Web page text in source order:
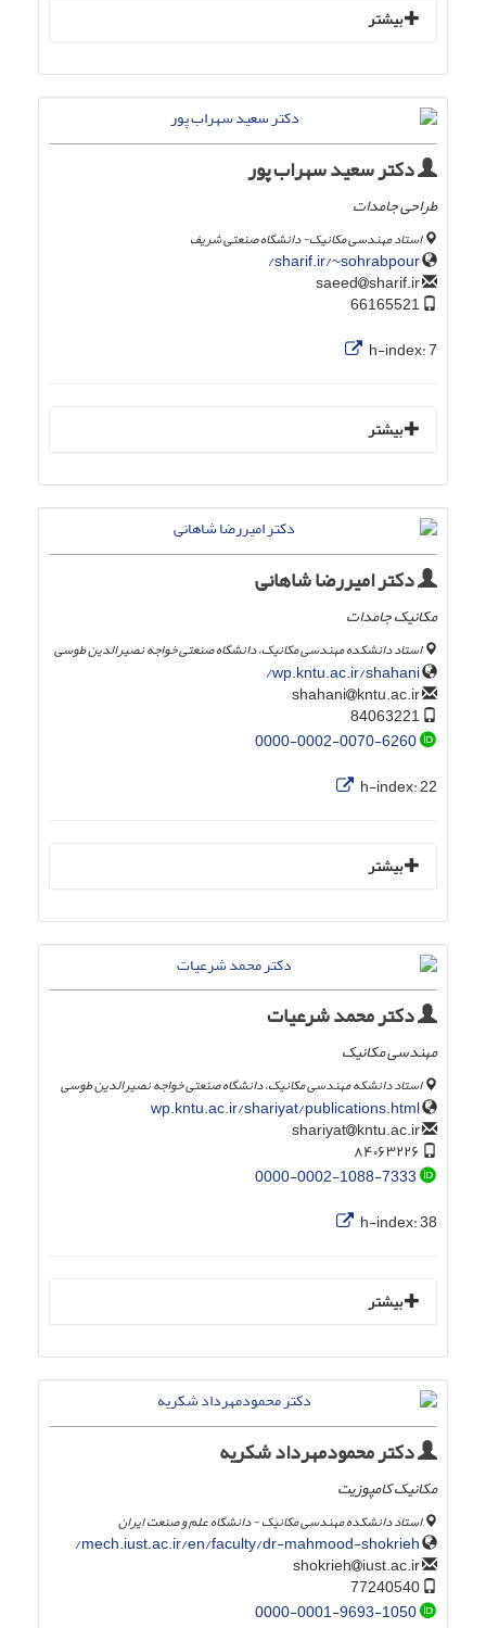
بیشتر
دکتر سعید سهراب پور
طراحی جامدات
استاد مهندسی مکانیک- دانشگاه صنعتی شریف
sharif.ir/~sohrabpour/
sharif.ir
h-index:7
بیشتر
دکتر امیررضا شاهانی
مکانیک جامدات
استاد دانشکده مهندسی مکانیک، دانشگاه صنعتی خواجه نصیرالدین طوسی
wp.kntu.ac.ir/shahani/
kntu.ac.ir
0000-0002-0070-6260
h-index:22
بیشتر
دکتر محمد شرعیات
مهندسی مکانیک
استاد دانشکه مهندسی مکانیک، دانشگاه صنعتی خواجه نصیرالدین طوسی
wp.kntu.ac.ir/shariyat/publications.html
kntu.ac.ir
0000-0002-1088-7333
h-index:38
بیشتر
دکتر محمودمهرداد شکریه
مکانیک کامپوزیت
استاد دانشکده مهندسی مکانیک - دانشگاه علم و صنعت ایران
mech.iust.ac.ir/en/faculty/dr-mahmood-shokrieh/
iust.ac.ir
0000-0001-9693-1050